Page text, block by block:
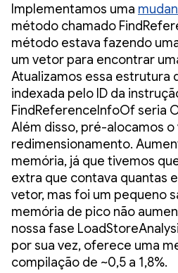
Implementamos uma
método chamado
método estava fazendo
um vetor para encontrar
Atualizamos essa estrutura
indexada pelo ID da
FindReferenceInfoOf seria
Além disso, pré-alocamos
redimensionamento.
memória, já que tivemos
extra que contava quantas
vetor, mas foi um pequeno
memória de pico não
nossa fase
por sua vez, oferece uma
compilação de ~0,5 a 1,8%.